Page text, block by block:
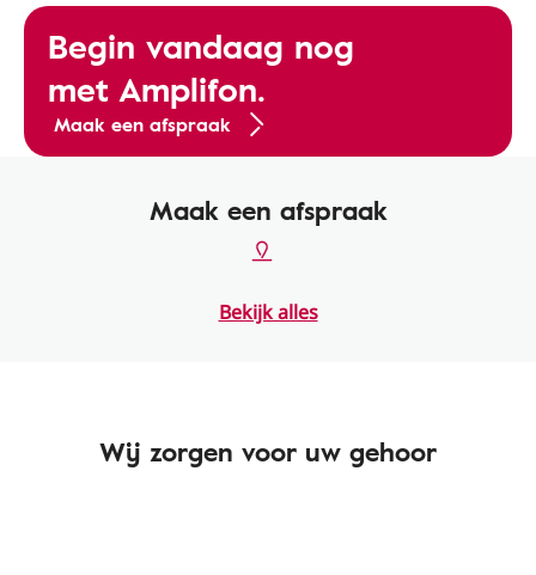
Begin vandaag nog
met Amplifon.
Maak een afspraak
Maak een afspraak
Bekijk alles
Wij zorgen voor uw gehoor